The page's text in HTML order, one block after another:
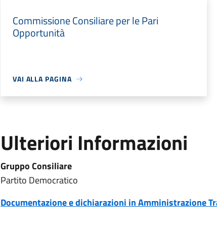
Commissione Consiliare per le Pari
Opportunità
VAI ALLA PAGINA
Ulteriori Informazioni
Gruppo Consiliare
Partito Democratico
Documentazione e dichiarazioni in Amministrazione